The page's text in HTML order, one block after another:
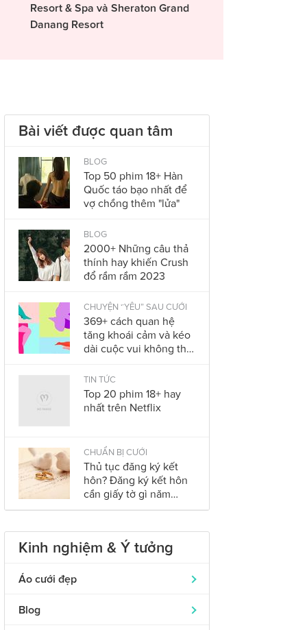
Resort & Spa và Sheraton Grand
Danang Resort
Bài viết được quan tâm
BLOG
Top 50 phim 18+ Hàn
Quốc táo bạo nhất để
vợ chồng thêm "lửa"
BLOG
2000+ Những câu thả
thính hay khiến Crush
đổ rầm rầm 2023
CHUYỆN “YÊU” SAU CƯỚI
369+ cách quan hệ
tăng khoái cảm và kéo
dài cuộc vui không thể
2023
TIN TỨC
Top 20 phim 18+ hay
nhất trên Netflix
CHUẨN BỊ CƯỚI
Thủ tục đăng ký kết
hôn? Đăng ký kết hôn
cần giấy tờ gì năm
2023?
Kinh nghiệm & Ý tưởng
Áo cưới đẹp
Áo dài cưới
319
Blog